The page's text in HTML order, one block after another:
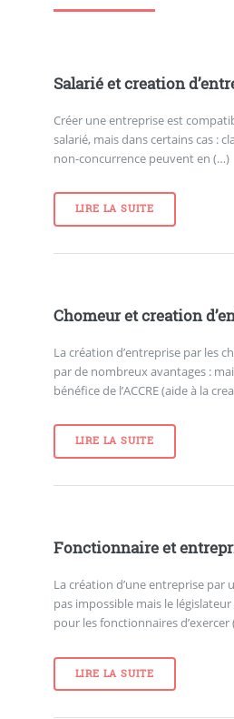
Salarié et creation
Créer une entreprise est
salarié, mais dans certains cas :
non-concurrence peuvent en (…)
LIRE LA SUITE
Chomeur et creation
La création d’entreprise par les
par de nombreux avantages :
bénéfice de l’ACCRE (aide à la
LIRE LA SUITE
Fonctionnaire et
La création d’une entreprise par
pas impossible mais le
pour les fonctionnaires d’exercer
LIRE LA SUITE